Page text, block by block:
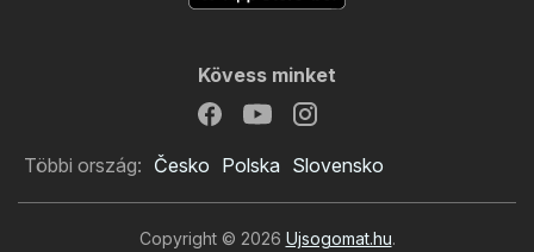
Kövess minket
Többi ország: Česko Polska Slovensko
Copyright © 2026 Ujsogomat.hu.